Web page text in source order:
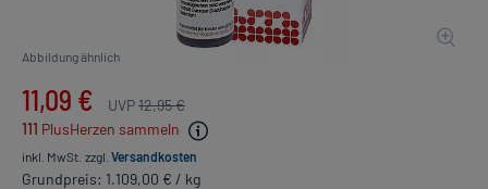
Abbildung ähnlich
11,09 € UVP12,95 €
111 PlusHerzen sammeln
inkl. MwSt. zzgl. Versandkosten
Grundpreis: 1.109,00 € / kg